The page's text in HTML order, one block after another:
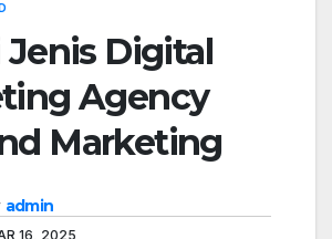
Jenis Digital
Agency
Marketing
admin
16, 2025